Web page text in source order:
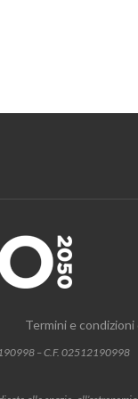
Termini e condizioni
– C.F. 02512190998